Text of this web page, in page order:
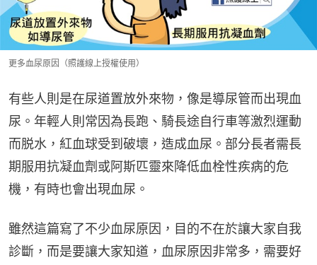
更多血尿原因（照護線上授權使用）
有些人則是在尿道置放外來物，像是導尿管而出現血
尿。年輕人則常因為長跑、騎長途自行車等激烈運動
而脱水，紅血球受到破壞，造成血尿。部分長者需長
期服用抗凝血劑或阿斯匹靈來降低血栓性疾病的危
機，有時也會出現血尿。
雖然這篇寫了不少血尿原因，目的不在於讓大家自我
診斷，而是要讓大家知道，血尿原因非常多，需要好